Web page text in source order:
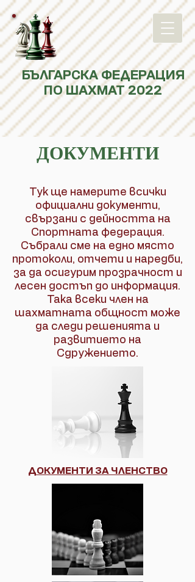
БЪЛГАРСКА ФЕДЕРАЦИЯ
ПО ШАХМАТ 2022
ДОКУМЕНТИ
Тук ще намерите всички
официални документи,
свързани с дейността на
Спортната федерация.
Събрали сме на едно място
протоколи, отчети и наредби,
за да осигурим прозрачност и
лесен достъп до информация.
Така всеки член на
шахматната общност може
да следи решенията и
развитието на
Сдружението.
ДОКУМЕНТИ ЗА ЧЛЕНСТВО